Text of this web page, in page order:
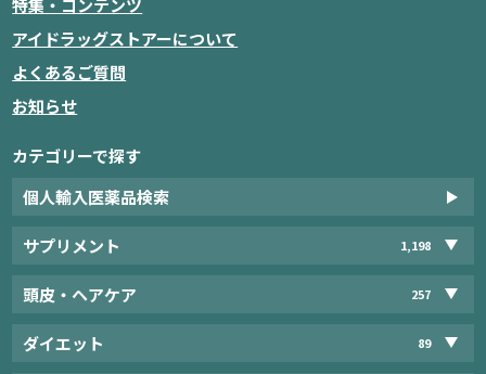
特集・コンテンツ
アイドラッグストアーについて
よくあるご質問
お知らせ
カテゴリーで探す
個人輸入医薬品検索
サプリメント 1,198
頭皮・ヘアケア 257
ダイエット 89